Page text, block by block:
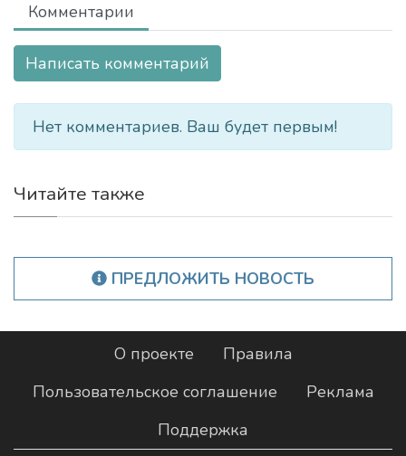
Комментарии
Написать комментарий
Нет комментариев. Ваш будет первым!
Читайте также
ПРЕДЛОЖИТЬ НОВОСТЬ
О проекте
Правила
Пользовательское соглашение
Реклама
Поддержка